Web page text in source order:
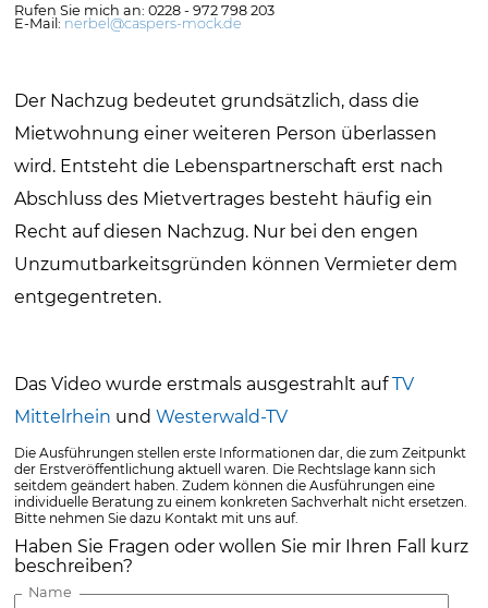
Rufen Sie mich an: 0228 - 972 798 203
E-Mail: nerbel@caspers-mock.de
Der Nachzug bedeutet grundsätzlich, dass die
Mietwohnung einer weiteren Person überlassen
wird. Entsteht die Lebenspartnerschaft erst nach
Abschluss des Mietvertrages besteht häufig ein
Recht auf diesen Nachzug. Nur bei den engen
Unzumutbarkeitsgründen können Vermieter dem
entgegentreten.
Das Video wurde erstmals ausgestrahlt aufTV
Mittelrhein undWesterwald-TV
Die Ausführungen stellen erste Informationen dar, die zum Zeitpunkt
der Erstveröffentlichung aktuell waren. Die Rechtslage kann sich
seitdem geändert haben. Zudem können die Ausführungen eine
individuelle Beratung zu einem konkreten Sachverhalt nicht ersetzen.
Bitte nehmen Sie dazu Kontakt mit uns auf.
Haben Sie Fragen oder wollen Sie mir Ihren Fall kurz
beschreiben?
Name